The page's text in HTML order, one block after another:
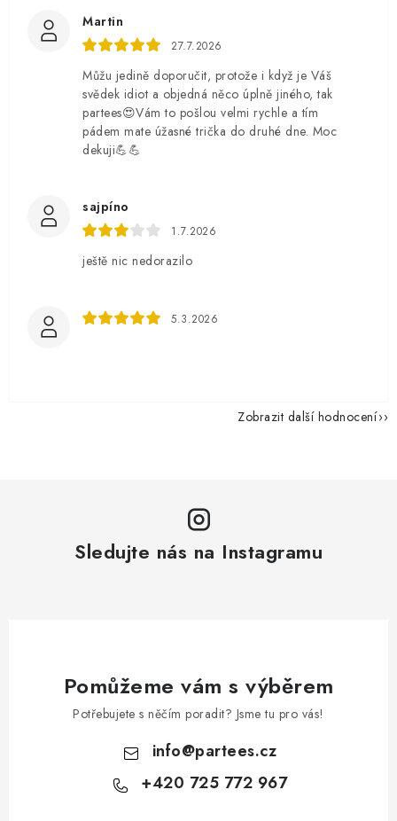
Martin
27.7.2026
Můžu jedině doporučit, protože i když je Váš
svědek idiot a objedná něco úplně jiného, tak
partees😍Vám to pošlou velmi rychle a tím
pádem mate úžasné trička do druhé dne. Moc
dekuji💪💪
sajpíno
1.7.2026
ještě nic nedorazilo
5.3.2026
Zobrazit další hodnocení
Sledujte nás na Instagramu
Pomůžeme vám s výběrem
Potřebujete s něčím poradit? Jsme tu pro vás!
info@partees.cz
+420 725 772 967